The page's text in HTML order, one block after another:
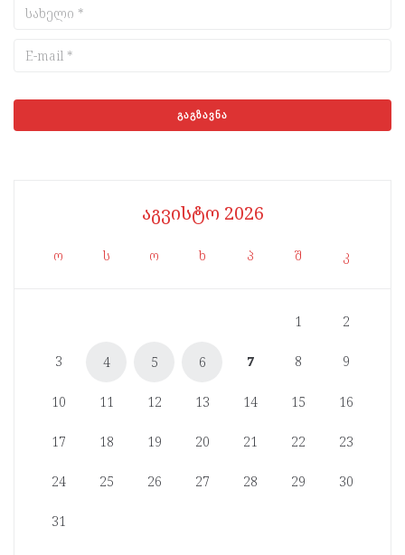
აგვისტო 2026
ო ს ო ხ პ შ კ
1 2
3 4 5 6 7 8 9
10 11 12 13 14 15 16
17 18 19 20 21 22 23
24 25 26 27 28 29 30
31